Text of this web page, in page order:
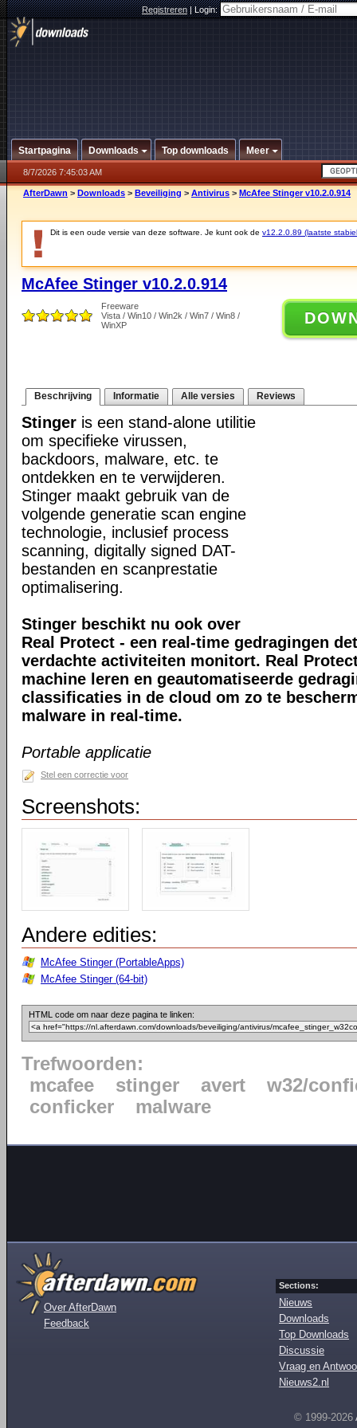
Registreren|Login:
Startpagina Downloads Top downloads Meer
8/7/2026 7:45:03 AM
AfterDawn > Downloads > Beveiliging > Antivirus > McAfee Stinger v10.2.0.914
Dit is een oude versie van deze software. Je kunt ook de v12.2.0.89 (laatste
McAfee Stinger v10.2.0.914
Freeware
Vista / Win10 / Win2k / Win7 / Win8 /
WinXP
Beschrijving Informatie Alle versies Reviews
Stinger is een stand-alone utilitie
om specifieke virussen,
backdoors, malware, etc. te
ontdekken en te verwijderen.
Stinger maakt gebruik van de
volgende generatie scan engine
technologie, inclusief process
scanning, digitally signed DAT-
bestanden en scanprestatie
optimalisering.
Stinger beschikt nu ook over
Real Protect - een real-time gedragingen
verdachte activiteiten monitort. Real
machine leren en geautomatiseerde
classificaties in de cloud om zo te
malware in real-time.
Portable applicatie
Stel een correctie voor
Screenshots:
Andere edities:
McAfee Stinger (PortableApps)
McAfee Stinger (64-bit)
HTML code om naar deze pagina te linken:
Trefwoorden:
mcafee
stinger avert
w32/
conficker
malware
Over AfterDawn
Feedback
Sections:
Nieuws
Downloads
Top Downloads
Discussie
Vraag en
Nieuws2.nl
© 1999-2026